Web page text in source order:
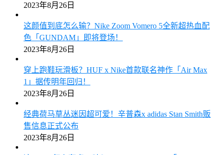
2023年8月26日
这颜值到底怎么输？Nike Zoom Vomero 5全新超热血配
色「GUNDAM」即将登场！
2023年8月26日
穿上跑鞋玩滑板？HUF x Nike首款联名神作「Air Max
1」据传明年回归！
2023年8月26日
经典荷马草丛迷因超可爱！辛普森x adidas Stan Smith贩
售信息正式公布
2023年8月26日